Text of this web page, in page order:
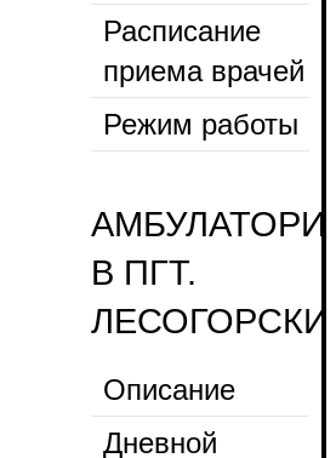
Расписание
приема врачей
Режим работы
АМБУЛАТОРИЯ
В ПГТ.
ЛЕСОГОРСКИЙ
Описание
Дневной